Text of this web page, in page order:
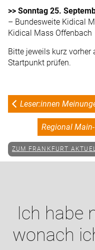
>> Sonntag 25.
– Bundesweite Kidical
Kidical Mass Offenbach
Bitte jeweils kurz vorher
Startpunkt prüfen.
Leser:innen
Regional
ZUM FRANKFURT
Ich habe
wonach